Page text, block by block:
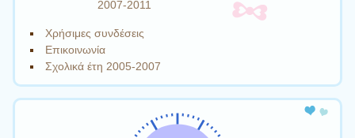
2007-2011
Χρήσιμες συνδέσεις
Επικοινωνία
Σχολικά έτη 2005-2007